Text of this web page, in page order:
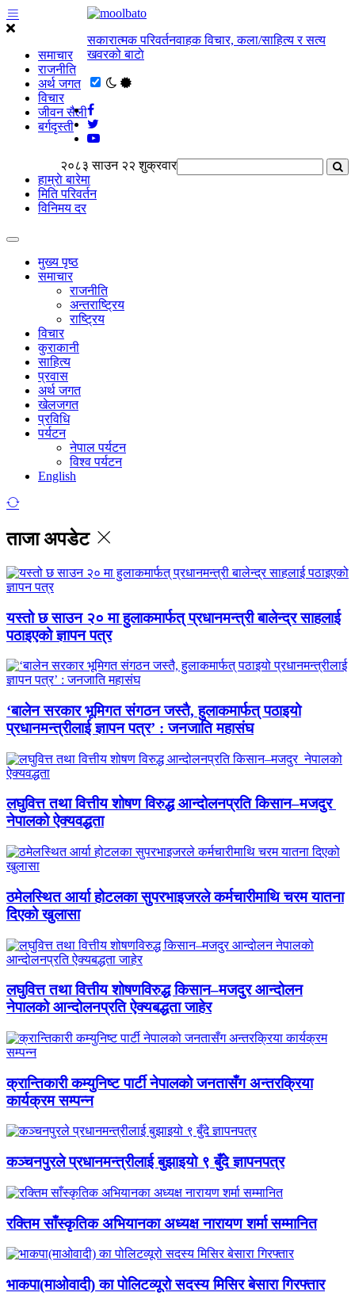
समाचार
राजनीति
अर्थ जगत
विचार
जीवन सैली
बर्गदृस्ती
सकारात्मक परिवर्तनवाहक विचार, कला/साहित्य र सत्य
खवरको बाटाे
२०८३ साउन २२ शुक्रवार
हाम्राे बारेमा
मिति परिवर्तन
विनिमय दर
मुख्य पृष्ठ
समाचार
राजनीति
अन्तराष्ट्रिय
राष्ट्रिय
विचार
कुराकानी
साहित्य
प्रवास
अर्थ जगत
खेलजगत
प्रविधि
पर्यटन
नेपाल पर्यटन
विश्व पर्यटन
English
ताजा अपडेट
यस्तो छ साउन २० मा हुलाकमार्फत् प्रधानमन्त्री बालेन्द्र साहलाई
पठाइएको ज्ञापन पत्र
‘बालेन सरकार भूमिगत संगठन जस्तै, हुलाकमार्फत् पठाइयो
प्रधानमन्त्रीलाई ज्ञापन पत्र’ : जनजाति महासंघ
लघुवित्त तथा वित्तीय शोषण विरुद्ध आन्दोलनप्रति किसान–मजदुर
नेपालको ऐक्यवद्धता
ठमेलस्थित आर्या होटलका सुपरभाइजरले कर्मचारीमाथि चरम यातना
दिएको खुलासा
लघुवित्त तथा वित्तीय शोषणविरुद्ध किसान–मजदुर आन्दोलन
नेपालको आन्दोलनप्रति ऐक्यबद्धता जाहेर
क्रान्तिकारी कम्युनिष्ट पार्टी नेपालको जनतासँग अन्तरक्रिया
कार्यक्रम सम्पन्न
कञ्चनपुरले प्रधानमन्त्रीलाई बुझाइयो ९ बुँदे ज्ञापनपत्र
रक्तिम साँस्कृतिक अभियानका अध्यक्ष नारायण शर्मा सम्मानित
भाकपा(माओवादी) का पोलिटव्यूरो सदस्य मिसिर बेसारा गिरफ्तार